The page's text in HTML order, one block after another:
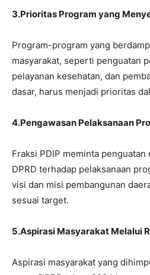
3.Prioritas Program yang
Program-program yang
masyarakat, seperti penguatan
pelayanan kesehatan, dan
dasar, harus menjadi prioritas
4.Pengawasan Pelaksanaan
Fraksi PDIP meminta
DPRD terhadap pelaksanaan
visi dan misi pembangunan
sesuai target.
5.Aspirasi Masyarakat Melalui
Aspirasi masyarakat yang